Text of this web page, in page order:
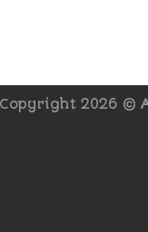
Copyright 2026 ©